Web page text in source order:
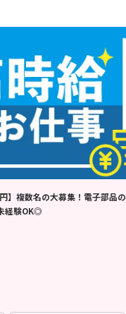
】複数名の大募集！電子部品の
経験OK◎